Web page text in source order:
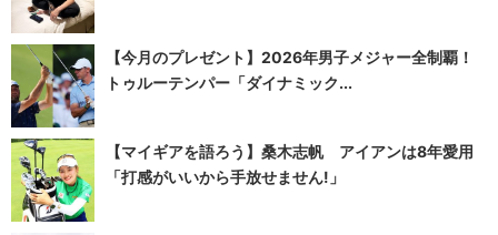
【今月のプレゼント】2026年男子メジャー全制覇！
トゥルーテンパー「ダイナミック...
【マイギアを語ろう】桑木志帆 アイアンは8年愛用
「打感がいいから手放せません!」